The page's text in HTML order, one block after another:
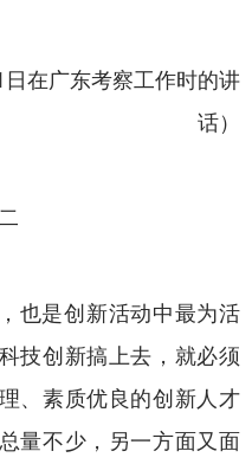
日在广东考察工作时的讲
话）
也是创新活动中最为活
技创新搞上去，就必须
、素质优良的创新人才
量不少，另一方面又面